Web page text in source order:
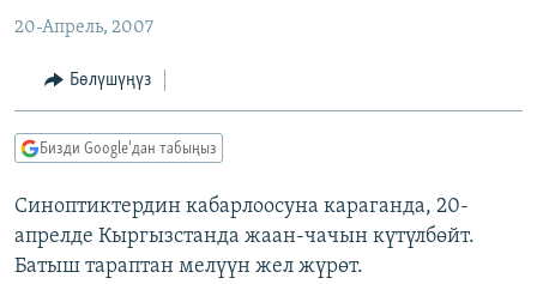
САЯСАТ
ЭКОНОМИКА
ДҮЙНӨ
БОРБОР АЗИЯ
УКРАИНА
АТАЙЫН ИЛИКТӨӨ
БҮГҮН АЗАТТЫКТА
ЭКСПЕРТТЕР ТАЛДАЙТ
БИЗ ЖАНА ДҮЙНӨ
ПОДКАСТ
ӨЗГӨЧӨ ПИКИР
Русский
20-Апрель, 2007
Бөлүшүңүз
Бизди Google'дан табыңыз
Синоптиктердин кабарлоосуна караганда, 20-
апрелде Кыргызстанда жаан-чачын күтүлбөйт.
Батыш тараптан мелүүн жел жүрөт.